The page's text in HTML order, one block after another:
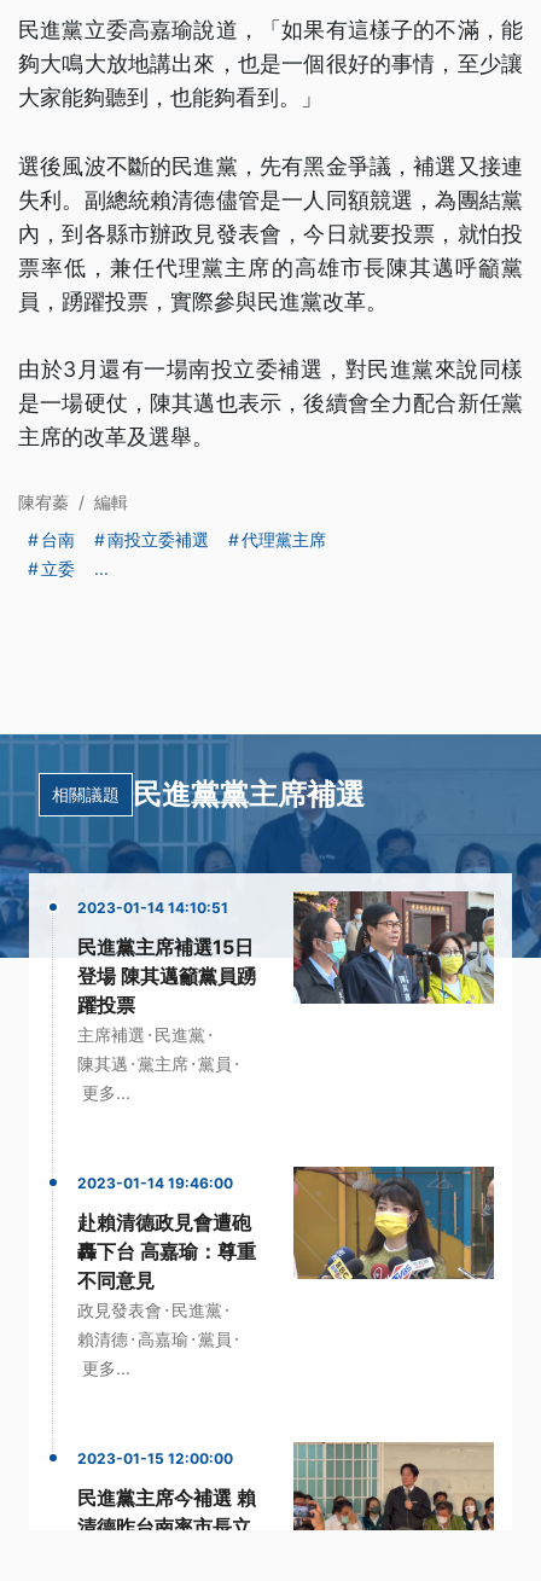
民進黨立委高嘉瑜說道，「如果有這樣子的不滿，能
夠大鳴大放地講出來，也是一個很好的事情，至少讓
大家能夠聽到，也能夠看到。」
選後風波不斷的民進黨，先有黑金爭議，補選又接連
失利。副總統賴清德儘管是一人同額競選，為團結黨
內，到各縣市辦政見發表會，今日就要投票，就怕投
票率低，兼任代理黨主席的高雄市長陳其邁呼籲黨
員，踴躍投票，實際參與民進黨改革。
由於3月還有一場南投立委補選，對民進黨來說同樣
是一場硬仗，陳其邁也表示，後續會全力配合新任黨
主席的改革及選舉。
陳宥蓁 / 編輯
台南
南投立委補選
代理黨主席
立委
...
相關議題 民進黨黨主席補選
2023-01-14 14:10:51
民進黨主席補選15日
登場 陳其邁籲黨員踴
躍投票
主席補選 · 民進黨 ·
陳其邁 ·黨主席·黨員 ·
更多...
2023-01-14 19:46:00
赴賴清德政見會遭砲
轟下台 高嘉瑜：尊重
不同意見
政見發表會 · 民進黨 ·
賴清德· 高嘉瑜 ·黨員 ·
更多...
2023-01-15 12:00:00
民進黨主席今補選 賴
清德昨台南率市長立